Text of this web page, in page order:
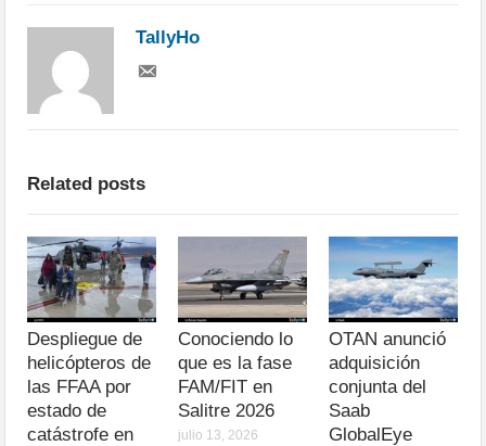
TallyHo
Related posts
Despliegue de
helicópteros de
las FFAA por
estado de
catástrofe en
Conociendo lo
que es la fase
FAM/FIT en
Salitre 2026
julio 13, 2026
OTAN anunció
adquisición
conjunta del
Saab
GlobalEye